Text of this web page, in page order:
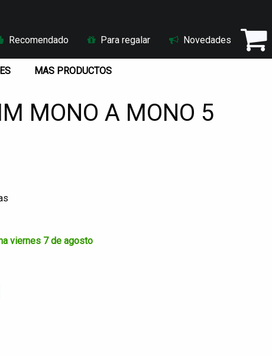
Recomendado Para regalar Novedades
MAS PRODUCTOS
MONO A MONO 5
viernes 7 de agosto